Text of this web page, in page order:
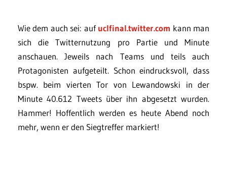
Wie dem auch sei: aufuclfinal.twitter.com kann man
sich die Twitternutzung pro Partie und Minute
anschauen. Jeweils nach Teams und teils auch
Protagonisten aufgeteilt. Schon eindrucksvoll, dass
bspw. beim vierten Tor von Lewandowski in der
Minute 40.612 Tweets über ihn abgesetzt wurden.
Hammer! Hoffentlich werden es heute Abend noch
mehr, wenn er den Siegtreffer markiert!